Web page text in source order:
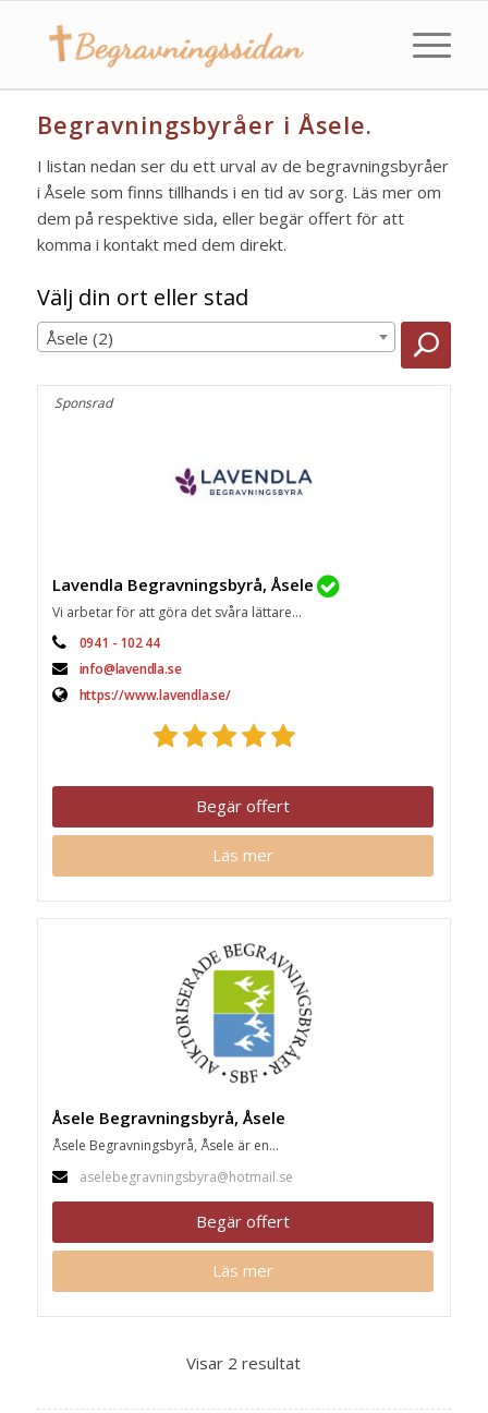
Begravningsbyråer i Åsele.
I listan nedan ser du ett urval av de begravningsbyråer
i Åsele som finns tillhands i en tid av sorg. Läs mer om
dem på respektive sida, eller begär offert för att
komma i kontakt med dem direkt.
Välj din ort eller stad
Åsele (2)
Sponsrad
Lavendla Begravningsbyrå, Åsele
Vi arbetar för att göra det svåra lättare...
0941 - 102 44
info@lavendla.se
https://www.lavendla.se/
Begär offert
Läs mer
Åsele Begravningsbyrå, Åsele
Åsele Begravningsbyrå, Åsele är en...
aselebegravningsbyra@hotmail.se
Begär offert
Läs mer
Visar 2 resultat